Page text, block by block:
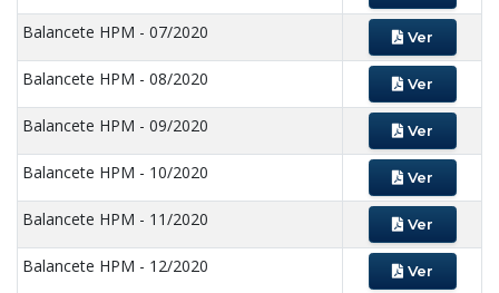
Balancete HPM - 07/2020 Ver
Balancete HPM - 08/2020 Ver
Balancete HPM - 09/2020 Ver
Balancete HPM - 10/2020 Ver
Balancete HPM - 11/2020 Ver
Balancete HPM - 12/2020 Ver